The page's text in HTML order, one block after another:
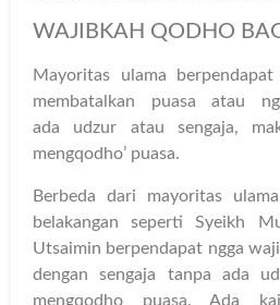
WAJIBKAH QODHO
Mayoritas ulama
membatalkan puasa atau
ada udzur atau sengaja,
mengqodho’ puasa.
Berbeda dari mayoritas
belakangan seperti Syeikh
Utsaimin berpendapat ngga
dengan sengaja tanpa ada
mengqodho puasa. Ada